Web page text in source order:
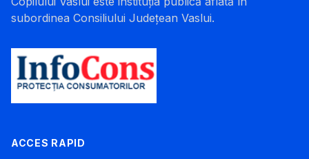
subordinea Consiliului Județean Vaslui.
ACCES RAPID